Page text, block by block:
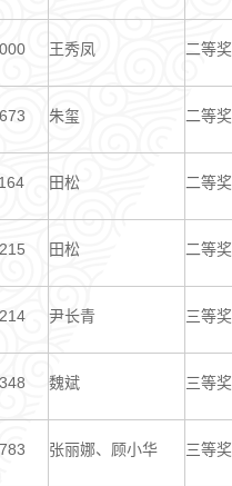
王秀凤 二等奖
朱玺 二等奖
田松 二等奖
田松 二等奖
尹长青 三等奖
魏斌 三等奖
张丽娜、顾小华 三等奖